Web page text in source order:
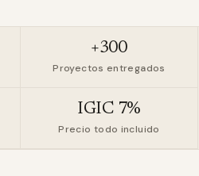
+300
Proyectos entregados
IGIC 7%
Precio todo incluido